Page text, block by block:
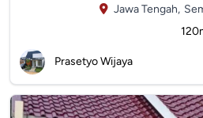
Jawa Tengah,
Prasetyo Wijaya